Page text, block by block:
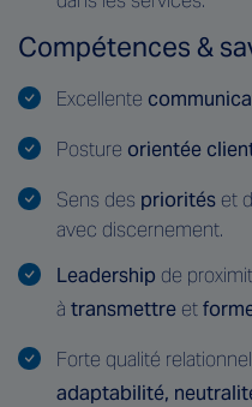
Compétences &
Excellente
Posture orientée
Sens des priorités et
avec discernement.
Leadership de
à transmettre et
Forte qualité
adaptabilité,